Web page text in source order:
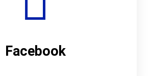
Facebook